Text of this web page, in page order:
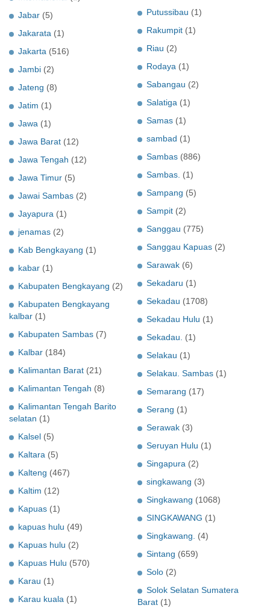
Jabar (5)
Jakarata (1)
Jakarta (516)
Jambi (2)
Jateng (8)
Jatim (1)
Jawa (1)
Jawa Barat (12)
Jawa Tengah (12)
Jawa Timur (5)
Jawai Sambas (2)
Jayapura (1)
jenamas (2)
Kab Bengkayang (1)
kabar (1)
Kabupaten Bengkayang (2)
Kabupaten Bengkayang
kalbar (1)
Kabupaten Sambas (7)
Kalbar (184)
Kalimantan Barat (21)
Kalimantan Tengah (8)
Kalimantan Tengah Barito
selatan (1)
Kalsel (5)
Kaltara (5)
Kalteng (467)
Kaltim (12)
Kapuas (1)
kapuas hulu (49)
Kapuas hulu (2)
Kapuas Hulu (570)
Karau (1)
Karau kuala (1)
Putussibau (1)
Rakumpit (1)
Riau (2)
Rodaya (1)
Sabangau (2)
Salatiga (1)
Samas (1)
sambad (1)
Sambas (886)
Sambas. (1)
Sampang (5)
Sampit (2)
Sanggau (775)
Sanggau Kapuas (2)
Sarawak (6)
Sekadaru (1)
Sekadau (1708)
Sekadau Hulu (1)
Sekadau. (1)
Selakau (1)
Selakau. Sambas (1)
Semarang (17)
Serang (1)
Serawak (3)
Seruyan Hulu (1)
Singapura (2)
singkawang (3)
Singkawang (1068)
SINGKAWANG (1)
Singkawang. (4)
Sintang (659)
Solo (2)
Solok Selatan Sumatera
Barat (1)